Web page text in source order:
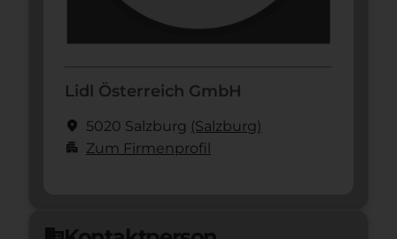
Lidl Österreich GmbH
location_on 5020 Salzburg (Salzburg)
apartment Zum Firmenprofil